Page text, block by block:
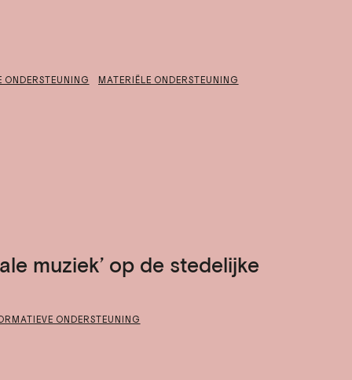
ONDERSTEUNING MATERIËLE ONDERSTEUNING
muziek’ op de stedelijke
ONDERSTEUNING